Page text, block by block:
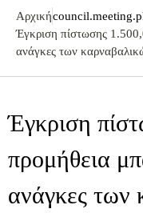
Αρχική
Έγκριση πίστωσης
ανάγκες των
Έγκριση
προμήθεια
ανάγκες των